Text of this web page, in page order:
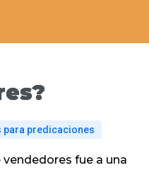
para predicaciones
vendedores fue a una